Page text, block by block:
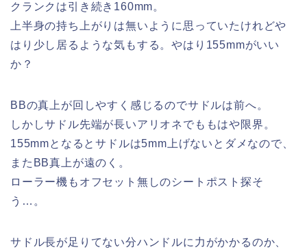
クランクは引き続き160mm。
上半身の持ち上がりは無いように思っていたけれどや
はり少し居るような気もする。やはり155mmがいい
か？
BBの真上が回しやすく感じるのでサドルは前へ。
しかしサドル先端が長いアリオネでももはや限界。
155mmとなるとサドルは5mm上げないとダメなので、
またBB真上が遠のく。
ローラー機もオフセット無しのシートポスト探そ
う…。
サドル長が足りてない分ハンドルに力がかかるのか、